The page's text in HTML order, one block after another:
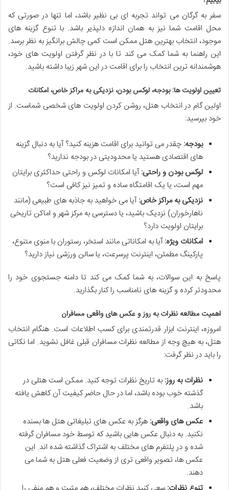
سفر به گرگان می تواند تجربه ای بی نظیر باشد، اما تنها در صورتی که
محل اقامت شما نیز به همان اندازه دلپذیر باشد. با تنوع گزینه های
موجود، انتخاب بهترین هتل ممکن است کمی چالش برانگیز به نظر برسد.
این راهنما به شما کمک می کند تا با در نظر گرفتن اولویت های خود،
هوشمندانه ترین انتخاب را برای اقامت در این شهر زیبا داشته باشید.
تعیین اولویت ها: بودجه، لوکس بودن، نزدیکی به مراکز خاص، امکانات
اولین گام در انتخاب هتل، روشن کردن اولویت های شخصی شماست. از
خود بپرسید:
بودجه: چقدر می توانید برای اقامت هزینه کنید؟ آیا به دنبال گزینه
های اقتصادی هستید یا محدودیتی در بودجه ندارید؟
لوکس بودن و راحتی:آیا امکانات لوکس و راحتی حداکثری برایتان
مهم است، یا یک اقامتگاه ساده و تمیز نیز کافی است؟
نزدیکی به مراکز خاص:آیا می خواهید به جاذبه های طبیعی (مانند
ناهارخوران) نزدیک باشید، یا دسترسی به مرکز شهر و اماکن تاریخی
برایتان اولویت دارد؟
امکانات ویژه:آیا به امکاناتی مانند استخر، رستوران با منوی متنوع،
پارکینگ مطمئن، اینترنت پرسرعت، یا سالن ورزشی نیاز دارید؟
پاسخ به این سوالات، به شما کمک می کند تا دامنه جستجوی خود را
محدودتر کرده و گزینه های نامناسب را کنار بگذارید.
اهمیت مطالعه نظرات به روز و عکس های واقعی مسافران
امروزه، اینترنت ابزار قدرتمندی برای کسب اطلاعات است. هنگام انتخاب
هتل، به هیچ وجه از مطالعه نظرات مسافران قبلی غافل نشوید. اما نکاتی
را باید در نظر گرفت:
نظرات به روز: به تاریخ نظرات توجه کنید. ممکن است هتلی در
گذشته خوب بوده باشد، اما در حال حاضر کیفیت آن کاهش یافته
باشد.
عکس های واقعی: هرگز به عکس های تبلیغاتی هتل ها بسنده
نکنید. به دنبال عکس هایی باشید که توسط خود مسافران گرفته
شده و در پلتفرم های مختلف به اشتراک گذاشته شده اند. این
عکس ها، تصویر واقعی تری از وضعیت فعلی هتل به شما می
دهند.